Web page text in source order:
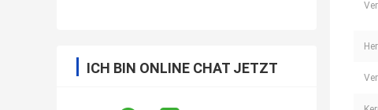
ICH BIN ONLINE CHAT JETZT